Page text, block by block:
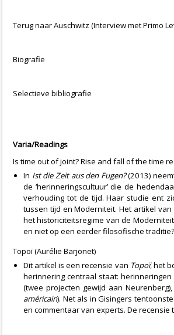
Terug naar Auschwitz (Interview met Primo
Biografie
Selectieve bibliografie
Varia/Readings
Is time out of joint? Rise and fall of the time
In Ist die Zeit aus den Fugen?(2013)
de ‘herinneringscultuur’ die de
verhouding tot de tijd. Haar studie ent
tussen tijd en Moderniteit. Het artikel
het historiciteitsregime van de
en niet op een eerder filosofische
Topoï (Aurélie Barjonet)
Dit artikel is een recensie van Topoï, het
herinnering centraal staat:
(twee projecten gewijd aan
américain). Net als in Gisingers
en commentaar van experts. De